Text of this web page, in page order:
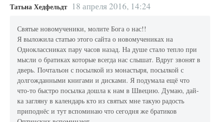
Татьна Хедфельдт 18 апреля 2016, 14:24
Святые новомученики, молите Бога о нас!!
Я выложила статью этого сайта о новомучениках на
Одноклассниках пару часов назад. На душе стало тепло при
мысли о братиках которые всегда нас слышат. Вдруг звонят в
дверь. Почтальон с посылкой из монастыря, посылкой с
долгожданными книгами и дисками. Я подумала ещё что
что-то быстро посылка дошла к нам в Швецию. Думаю, дай-
ка загляну в календарь кто из святых мне такую радость
приподнёс и тут вспоминаю что сегодня же братиков